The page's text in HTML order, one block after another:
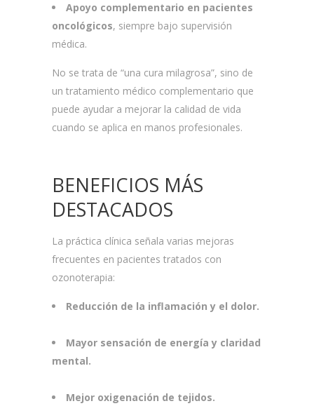
Apoyo complementario en pacientes
oncológicos, siempre bajo supervisión
médica.
No se trata de “una cura milagrosa”, sino de
un tratamiento médico complementario que
puede ayudar a mejorar la calidad de vida
cuando se aplica en manos profesionales.
BENEFICIOS MÁS
DESTACADOS
La práctica clínica señala varias mejoras
frecuentes en pacientes tratados con
ozonoterapia:
Reducción de la inflamación y el dolor.
Mayor sensación de energía y claridad
mental.
Mejor oxigenación de tejidos.